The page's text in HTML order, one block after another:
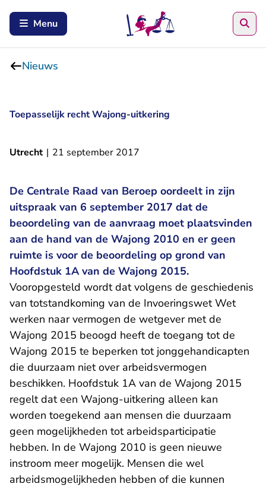
Menu
Nieuws
Toepasselijk recht Wajong-uitkering
Utrecht | 21 september 2017
De Centrale Raad van Beroep oordeelt in zijn
uitspraak van 6 september 2017 dat de
beoordeling van de aanvraag moet plaatsvinden
aan de hand van de Wajong 2010 en er geen
ruimte is voor de beoordeling op grond van
Hoofdstuk 1A van de Wajong 2015.
Vooropgesteld wordt dat volgens de geschiedenis
van totstandkoming van de Invoeringswet Wet
werken naar vermogen de wetgever met de
Wajong 2015 beoogd heeft de toegang tot de
Wajong 2015 te beperken tot jonggehandicapten
die duurzaam niet over arbeidsvermogen
beschikken. Hoofdstuk 1A van de Wajong 2015
regelt dat een Wajong-uitkering alleen kan
worden toegekend aan mensen die duurzaam
geen mogelijkheden tot arbeidsparticipatie
hebben. In de Wajong 2010 is geen nieuwe
instroom meer mogelijk. Mensen die wel
arbeidsmogelijkheden hebben of die kunnen